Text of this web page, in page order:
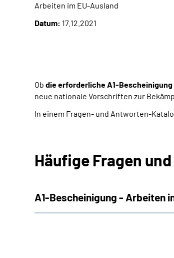
Arbeiten im EU-Ausland
Datum: 17.12.2021
Ob die erforderliche A1-
neue nationale Vorschriften zur
In einem Fragen- und Antworten-
Häufige Fragen
A1-Bescheinigung - Arbeiten